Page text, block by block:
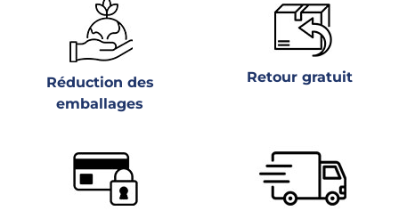
Réduction des
emballages
Retour gratuit